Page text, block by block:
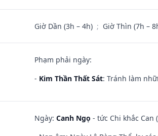
Giờ Dần (3h – 4h) ; Giờ Thìn (7h –
Phạm phải ngày:
- Kim Thần Thất Sát: Tránh làm
Ngày: Canh Ngọ - tức Chi khắc Can